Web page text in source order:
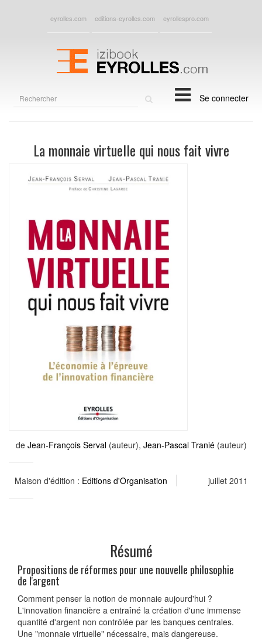
eyrolles.com editions-eyrolles.com eyrollespro.com
Se connecter
La monnaie virtuelle qui nous fait vivre
de Jean-François Serval(auteur), Jean-Pascal Tranié(auteur)
Maison d'édition : Editions d'Organisation juillet 2011
Résumé
Propositions de réformes pour une nouvelle philosophie
de l'argent
Comment penser la notion de monnaie aujourd'hui ?
L'innovation financière a entraîné la création d'une immense
quantité d'argent non contrôlée par les banques centrales.
Une "monnaie virtuelle" nécessaire, mais dangereuse.